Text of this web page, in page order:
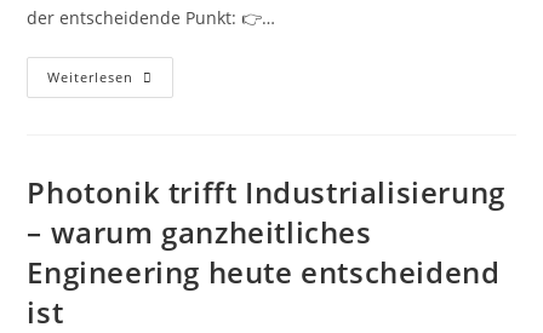
der entscheidende Punkt: 👉…
Weiterlesen
Photonik trifft Industrialisierung
– warum ganzheitliches
Engineering heute entscheidend
ist